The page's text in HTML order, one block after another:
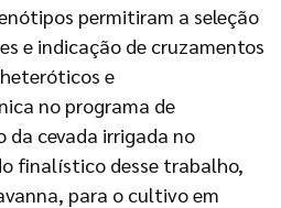
permitiram a seleção
e indicação de cruzamentos
e
no programa de
cevada irrigada no
finalístico desse trabalho,
para o cultivo em